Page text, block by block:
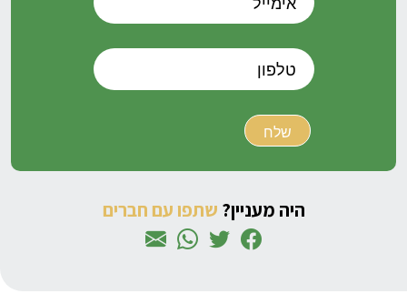
היה מעניין? שתפו עם חברים